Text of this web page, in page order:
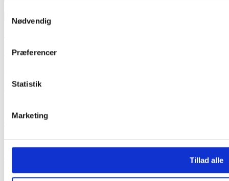
Nødvendig
Præferencer
Statistik
Marketing
Tillad alle
Medieinfo magasin
Mediakit in English
Out & About blad arkiv